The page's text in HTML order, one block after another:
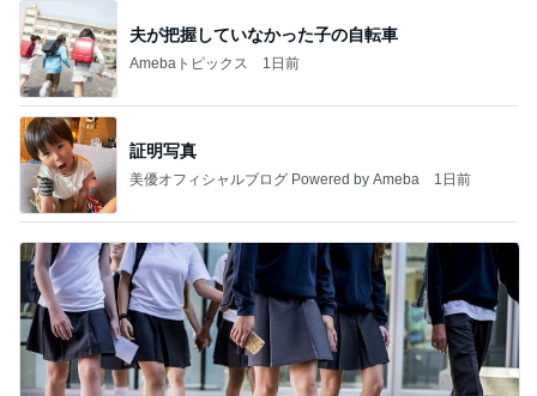
夫が把握していなかった子の自転車
Amebaトピックス 1日前
証明写真
美優オフィシャルブログ Powered by Ameba 1日前